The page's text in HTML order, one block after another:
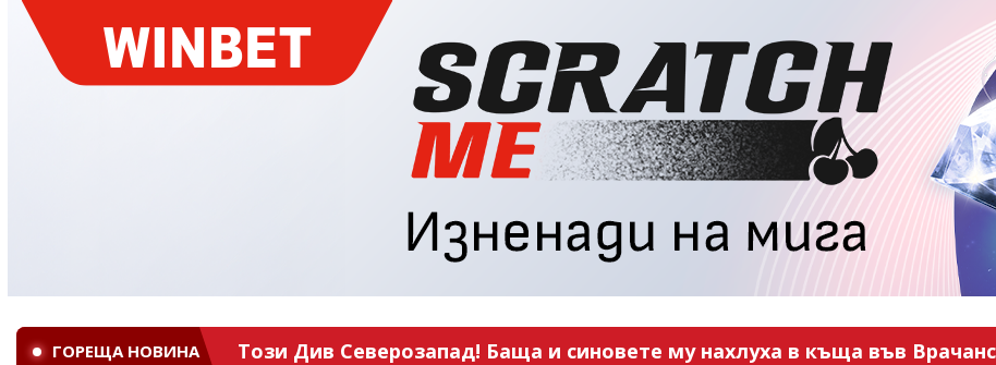
ГОРЕЩА НОВИНА Този Див Северозапад! Баща и синовете му нахлуха в къща във